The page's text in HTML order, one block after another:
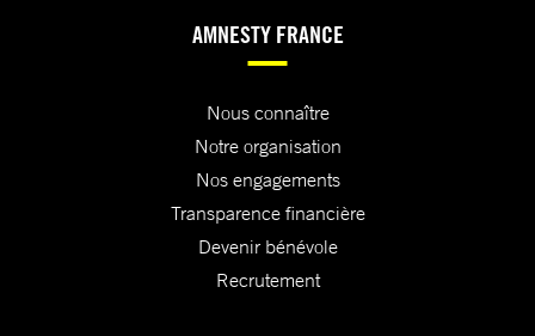
AMNESTY FRANCE
Nous connaître
Notre organisation
Nos engagements
Transparence financière
Devenir bénévole
Recrutement